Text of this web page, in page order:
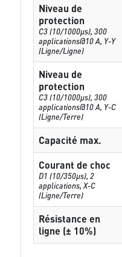
Niveau de
protection
C3 (10/1000μs), 300
applications@10 A, Y-Y
(Ligne/Ligne)
Niveau de
protection
C3 (10/1000μs), 300
applications@10 A, Y-C
(Ligne/Terre)
Capacité max.
Courant de choc
D1 (10/350μs), 2
applications, X-C
(Ligne/Terre)
Résistance en
ligne (± 10%)